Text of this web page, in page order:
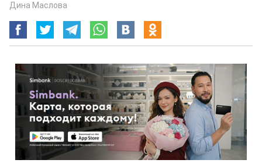
Дина Маслова